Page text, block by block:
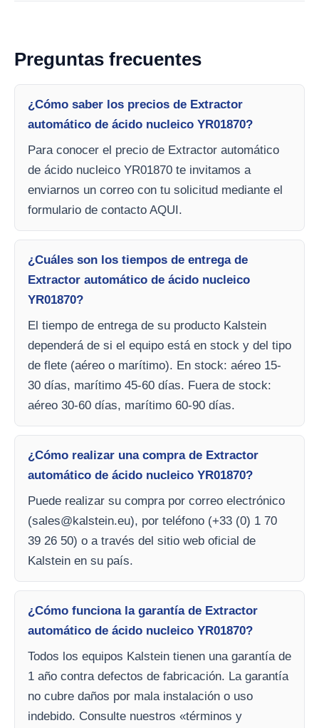
Preguntas frecuentes
¿Cómo saber los precios de Extractor
automático de ácido nucleico YR01870?
Para conocer el precio de Extractor automático
de ácido nucleico YR01870 te invitamos a
enviarnos un correo con tu solicitud mediante el
formulario de contacto AQUI.
¿Cuáles son los tiempos de entrega de
Extractor automático de ácido nucleico
YR01870?
El tiempo de entrega de su producto Kalstein
dependerá de si el equipo está en stock y del tipo
de flete (aéreo o marítimo). En stock: aéreo 15-
30 días, marítimo 45-60 días. Fuera de stock:
aéreo 30-60 días, marítimo 60-90 días.
¿Cómo realizar una compra de Extractor
automático de ácido nucleico YR01870?
Puede realizar su compra por correo electrónico
(sales@kalstein.eu), por teléfono (+33 (0) 1 70
39 26 50) o a través del sitio web oficial de
Kalstein en su país.
¿Cómo funciona la garantía de Extractor
automático de ácido nucleico YR01870?
Todos los equipos Kalstein tienen una garantía de
1 año contra defectos de fabricación. La garantía
no cubre daños por mala instalación o uso
indebido. Consulte nuestros «términos y